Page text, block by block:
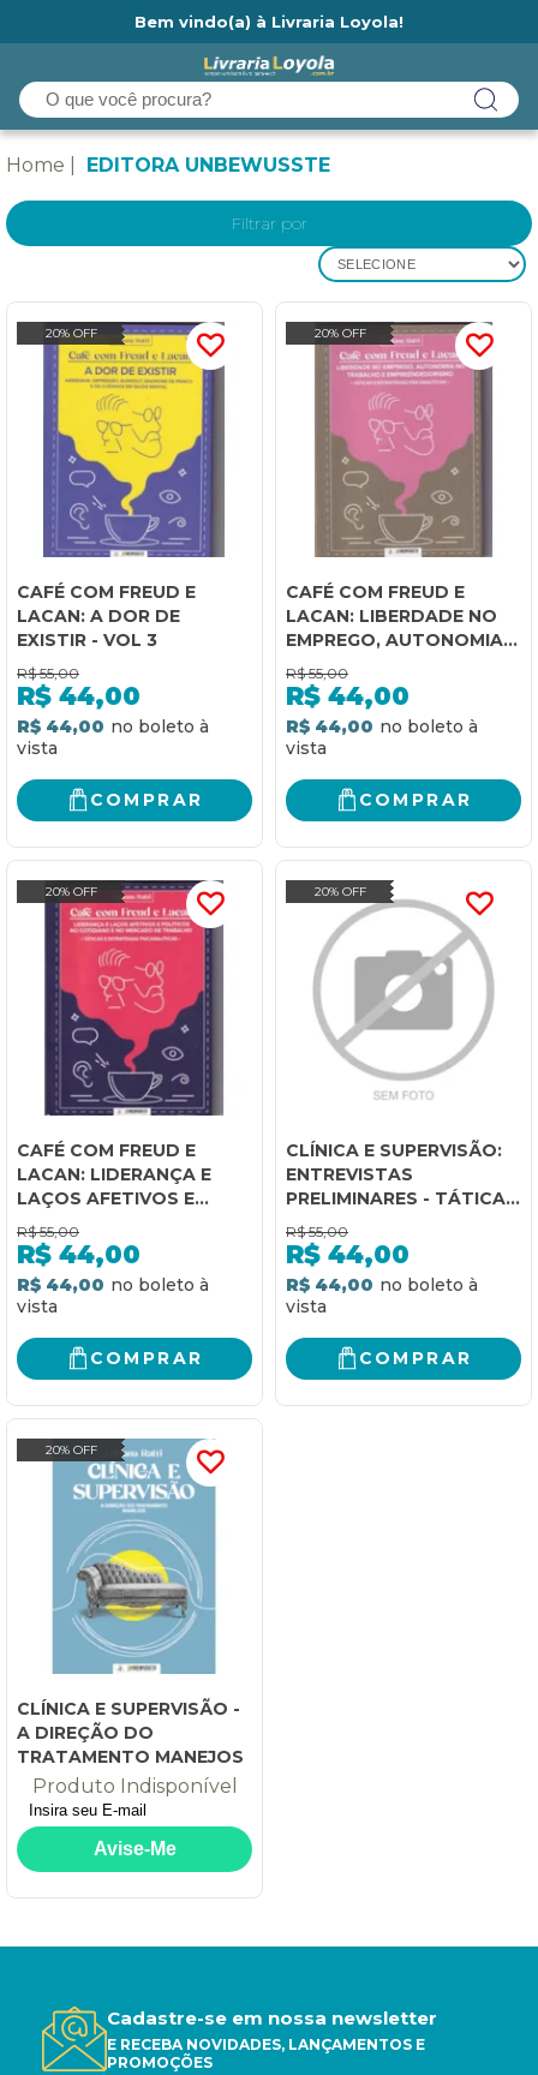
Bem vindo(a) à Livraria Loyola!
Home EDITORA UNBEWUSSTE
Filtrar por
SELECIONE
20% OFF
CAFÉ COM FREUD E
LACAN: A DOR DE
EXISTIR - VOL 3
R$ 55,00
R$ 44,00
R$ 44,00
COMPRAR
20% OFF
CAFÉ COM FREUD E
LACAN: LIBERDADE NO
EMPREGO, AUTONOMIA
NO TRABALHO E
EMPREENDEDORISMO -
VOL 2
R$ 55,00
R$ 44,00
R$ 44,00
COMPRAR
20% OFF
CAFÉ COM FREUD E
LACAN: LIDERANÇA E
LAÇOS AFETIVOS E
POLÍTICOS NO
COTIDIANO E NO
MERCADO DE TRABALHO
- VOL 1
R$ 55,00
R$ 44,00
R$ 44,00
COMPRAR
20% OFF
CLÍNICA E SUPERVISÃO:
ENTREVISTAS
PRELIMINARES - TÁTICAS
E ESTRATÉGIAS
R$ 55,00
R$ 44,00
R$ 44,00
COMPRAR
20% OFF
CLÍNICA E SUPERVISÃO -
A DIREÇÃO DO
TRATAMENTO MANEJOS
Produto Indisponível
Cadastre-se em nossa newsletter
E RECEBA NOVIDADES, LANÇAMENTOS E
PROMOÇÕES